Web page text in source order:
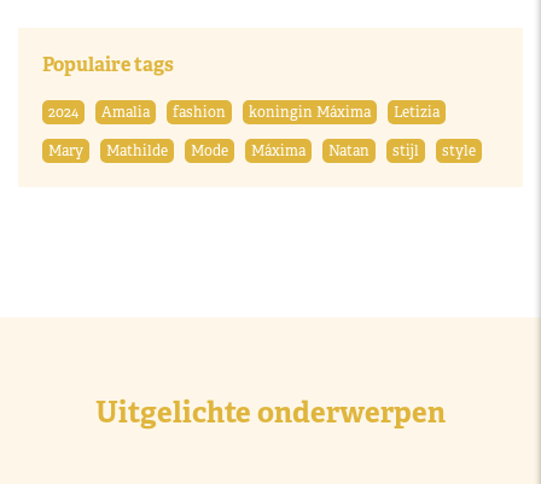
Populaire tags
2024 Amalia fashion koningin Máxima
Letizia
Mary
Mathilde Mode Máxima Natan stijl style
Uitgelichte onderwerpen